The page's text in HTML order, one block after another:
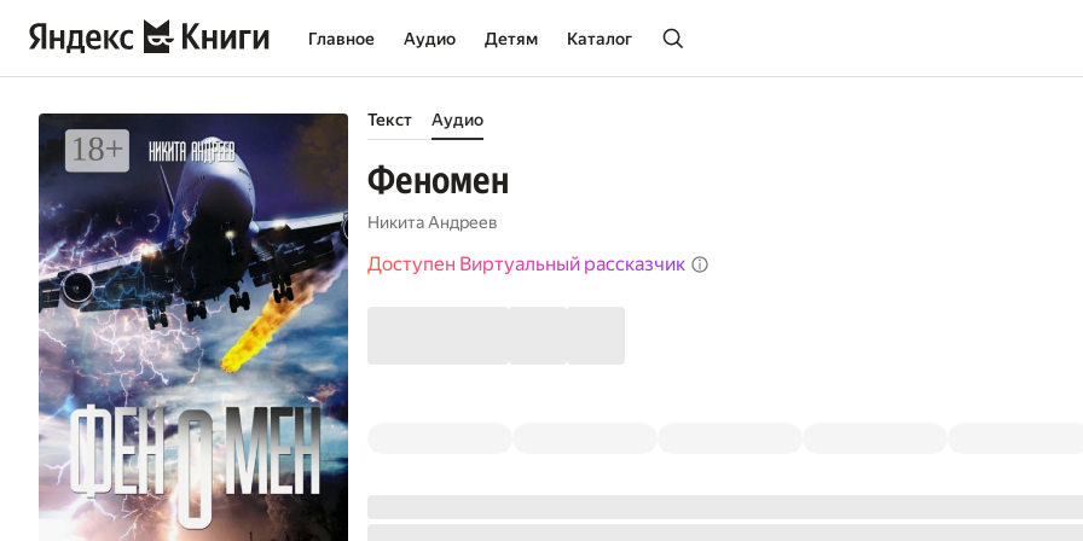
Главное Аудио Детям Каталог
Текст Аудио
Феномен
Никита Андреев
Доступен Виртуальный рассказчик